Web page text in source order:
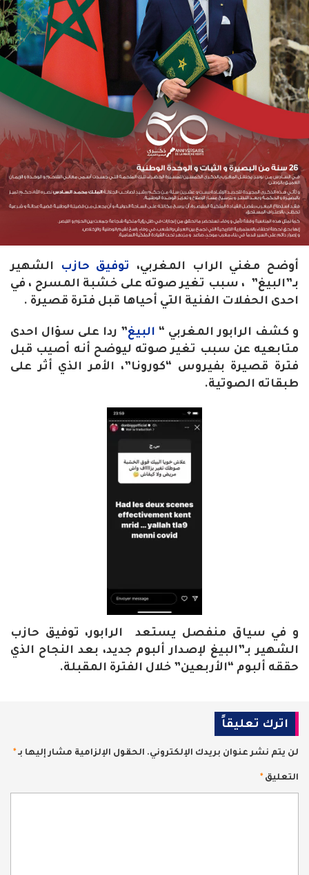
أوضح مغني الراب المغربي، توفيق حازب
الشهير
بـ”البيغ” ، سبب تغير صوته على خشبة المسرح ، في
احدى الحفلات الفنية التي أحياها قبل فترة قصيرة .
و كشف الرابور المغربي “ البيغ” ردا على سؤال احدى
متابعيه عن سبب تغير صوته ليوضح أنه أصيب قبل
فترة قصيرة بفيروس “كورونا”، الأمر الذي أثر على
طبقاته الصوتية.
و في سياق منفصل يستعد الرابور، توفيق حازب
الشهير بـ”البيغ لإصدار ألبوم جديد، بعد النجاح الذي
حققه ألبوم “الأربعين” خلال الفترة المقبلة.
اترك تعليقاً
لن يتم نشر عنوان بريدك الإلكتروني. الحقول الإلزامية مشار إليها بـ*
التعليق*